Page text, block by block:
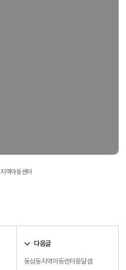
지역아동센터
다음글
동삼동지역아동센터옹달샘